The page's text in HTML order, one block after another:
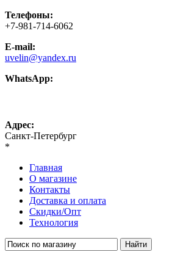
Телефоны:
+7-981-714-6062
E-mail:
uvelin@yandex.ru
WhatsApp:
Адрес:
Санкт-Петербург
*
Главная
О магазине
Контакты
Доставка и оплата
Скидки/Опт
Технология